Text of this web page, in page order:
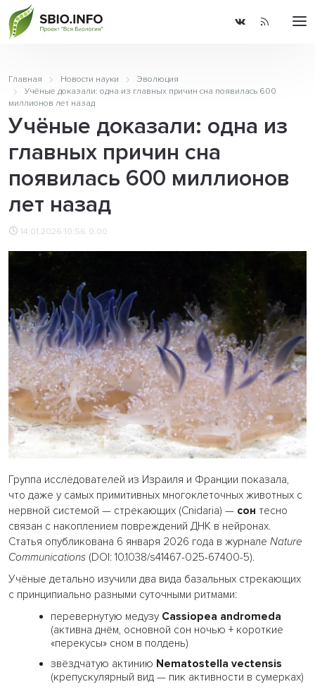
Главная Новости науки
Эволюция
Учёные доказали: одна из главных причин сна появилась 600
миллионов лет назад
Учёные доказали: одна из
главных причин сна
появилась 600 миллионов
лет назад
14.01.2026 10:56 0.00
Группа исследователей из Израиля и Франции показала,
что даже у самых примитивных многоклеточных животных с
нервной системой — стрекающих (Cnidaria) — сон тесно
связан с накоплением повреждений ДНК в нейронах.
Статья опубликована 6 января 2026 года в журнале Nature
Communications (DOI: 10.1038/s41467-025-67400-5).
Учёные детально изучили два вида базальных стрекающих
с принципиально разными суточными ритмами:
перевернутую медузу Cassiopea andromeda
(активна днём, основной сон ночью + короткие
«перекусы» сном в полдень)
звёздчатую актинию Nematostella vectensis
(крепускулярный вид — пик активности в сумерках)